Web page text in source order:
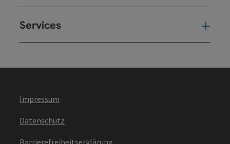
Services
Impressum
Datenschutz
Barrierefreiheitserklärung